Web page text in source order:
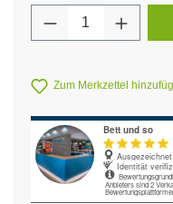
Produkt
Zum Merkzettel